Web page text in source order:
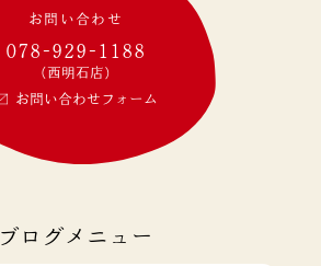
お問い合わせ
078-929-1188
(西明石店)
お問い合わせフォーム
ブログメニュー